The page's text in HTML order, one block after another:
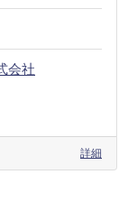
会社
詳細